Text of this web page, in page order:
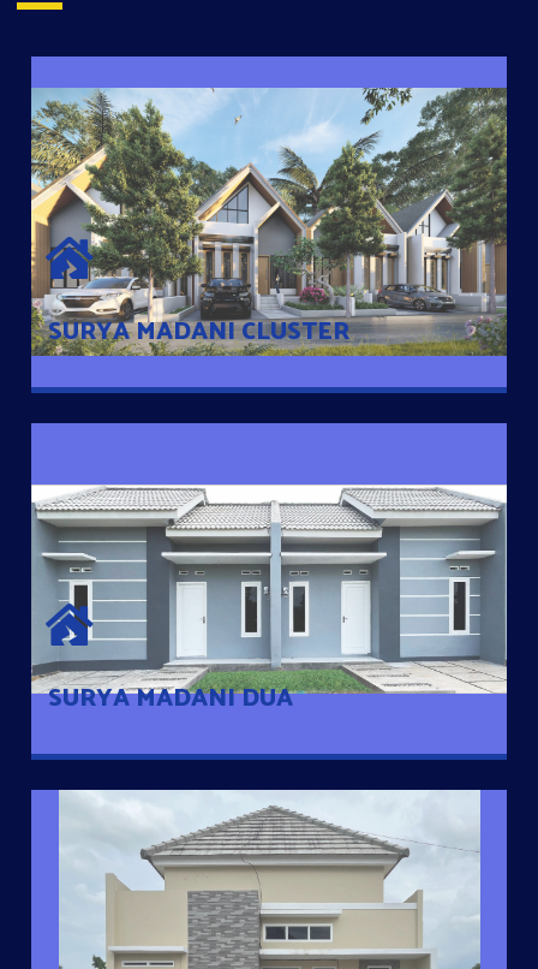
SURYA MADANI CLUSTER
SURYA MADANI CLUSTER
Desain Modern Minimalis dengan Konsep Rumah Pintar
Sehingga Memudahkan Penghuni mengakses rumahnya
dengan Ponsel
SURYA MADANI DUA
SURYA MADANI DUA
Satu-satunya Hunian nyaman dengan harga subsidi hanya 100
jutaan dengan lokasi strategis di Tuban
MANUNGGAL JAYA RESIDENCE
Cluster Exclusive dengan one Gate System, terdapat taman